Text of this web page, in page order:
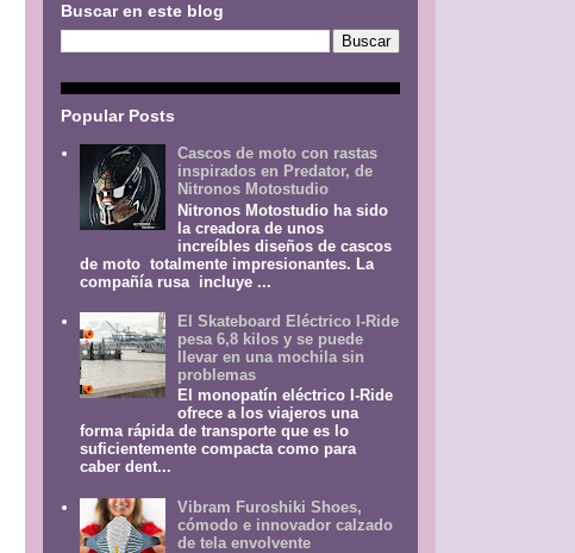
Buscar en este blog
Popular Posts
Cascos de moto con rastas
inspirados en Predator, de
Nitronos Motostudio
Nitronos Motostudio ha sido
la creadora de unos
increíbles diseños de cascos
de moto totalmente impresionantes. La
compañía rusa incluye ...
El Skateboard Eléctrico I-Ride
pesa 6,8 kilos y se puede
llevar en una mochila sin
problemas
El monopatín eléctrico I-Ride
ofrece a los viajeros una
forma rápida de transporte que es lo
suficientemente compacta como para
caber dent...
Vibram Furoshiki Shoes,
cómodo e innovador calzado
de tela envolvente